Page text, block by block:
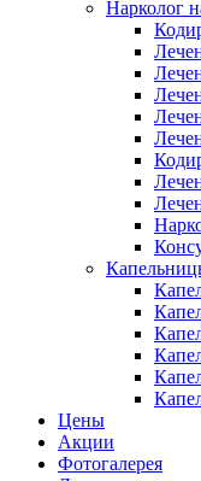
Нарколог
Цены
Акции
Фотогалерея